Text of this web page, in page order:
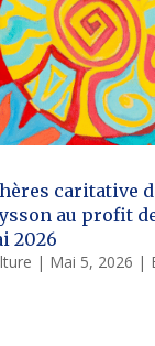
caritative
au profit
2026
| Mai 5, 2026 |